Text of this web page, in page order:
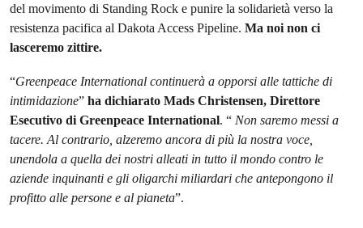
del movimento di Standing Rock e punire la solidarietà verso la
resistenza pacifica al Dakota Access Pipeline. Ma noi non ci
lasceremo zittire.
“Greenpeace International continuerà a opporsi alle tattiche di
intimidazione” ha dichiarato Mads Christensen, Direttore
Esecutivo di Greenpeace International. “ Non saremo messi a
tacere. Al contrario, alzeremo ancora di più la nostra voce,
unendola a quella dei nostri alleati in tutto il mondo contro le
aziende inquinanti e gli oligarchi miliardari che antepongono il
profitto alle persone e al pianeta”.